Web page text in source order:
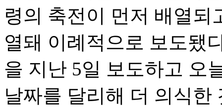
령의 축전이 먼저 배열되
열돼 이례적으로 보도됐
을 지난 5일 보도하고 오
날짜를 달리해 더 의식